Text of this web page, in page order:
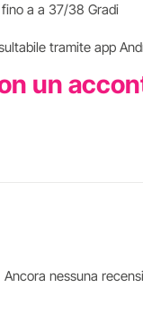
a a 37/38 Gradi
tramite app
un
Ancora nessuna